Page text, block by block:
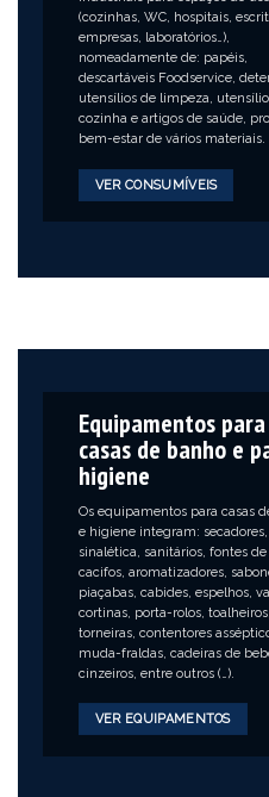
(cozinhas, WC, hospitais,
empresas, laboratórios…),
nomeadamente de: papéis,
descartáveis Foodservice,
utensílios de limpeza,
cozinha e artigos de saúde,
bem-estar de vários materiais.
VER CONSUMÍVEIS
Equipamentos para
casas de banho e
higiene
Os equipamentos para casas
e higiene integram: secadores,
sinalética, sanitários, fontes de
cacifos, aromatizadores,
piaçabas, cabides, espelhos,
cortinas, porta-rolos, toalheiros,
torneiras, contentores
muda-fraldas, cadeiras de
cinzeiros, entre outros (…).
VER EQUIPAMENTOS